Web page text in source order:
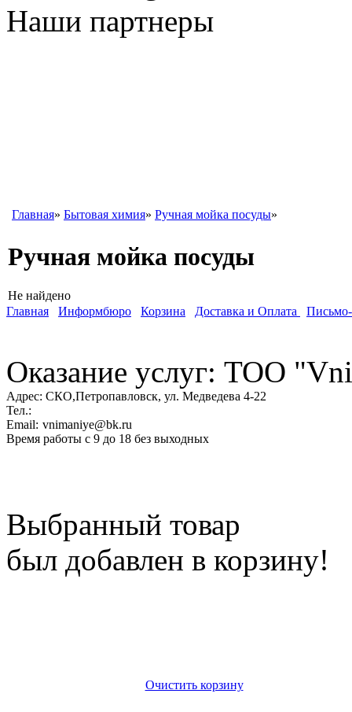
Наши партнеры
Главная» Бытовая химия» Ручная мойка посуды»
Ручная мойка посуды
Не найдено
Главная
Информбюро Корзина Доставка и Оплата
Оказание услуг: ТОО
Адрес: СКО,Петропавловск, ул. Медведева 4-22
Тел.:
Email: vnimaniye@bk.ru
Время работы с 9 до 18 без выходных
Выбранный товар
был добавлен в корзину!
Очистить корзину